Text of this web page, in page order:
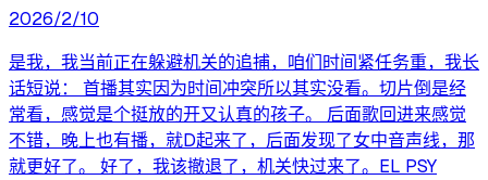
2026/2/10
是我，我当前正在躲避机关的追捕，咱们时间紧任务重，我长
话短说： 首播其实因为时间冲突所以其实没看。切片倒是经
常看，感觉是个挺放的开又认真的孩子。 后面歌回进来感觉
不错，晚上也有播，就D起来了，后面发现了女中音声线，那
就更好了。 好了，我该撤退了，机关快过来了。EL PSY